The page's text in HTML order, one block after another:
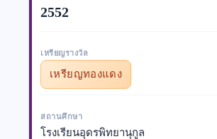
2552
เหรียญรางวัล
เหรียญทองแดง
สถานศึกษา
โรงเรียนอุดรพิทยานุกูล